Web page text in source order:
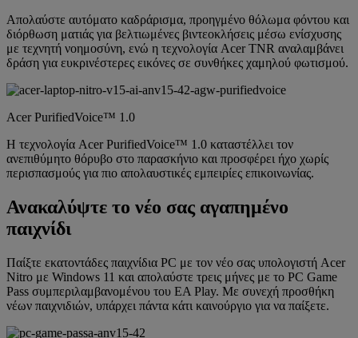
Απολαύστε αυτόματο καδράρισμα, προηγμένο θόλωμα φόντου και
διόρθωση ματιάς για βελτιωμένες βιντεοκλήσεις μέσω ενίσχυσης
με τεχνητή νοημοσύνη, ενώ η τεχνολογία Acer TNR αναλαμβάνει
δράση για ευκρινέστερες εικόνες σε συνθήκες χαμηλού φωτισμού.
Acer PurifiedVoice™ 1.0
Η τεχνολογία Acer PurifiedVoice™ 1.0 καταστέλλει τον
ανεπιθύμητο θόρυβο στο παρασκήνιο και προσφέρει ήχο χωρίς
περισπασμούς για πιο απολαυστικές εμπειρίες επικοινωνίας.
Ανακαλύψτε το νέο σας αγαπημένο
παιχνίδι
Παίξτε εκατοντάδες παιχνίδια PC με τον νέο σας υπολογιστή Acer
Nitro με Windows 11 και απολαύστε τρεις μήνες με το PC Game
Pass συμπεριλαμβανομένου του EA Play. Με συνεχή προσθήκη
νέων παιχνιδιών, υπάρχει πάντα κάτι καινούργιο για να παίξετε.